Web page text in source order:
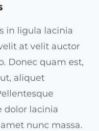
in ligula lacinia
at velit auctor
Donec quam est,
aliquet
dolor lacinia
nunc massa.